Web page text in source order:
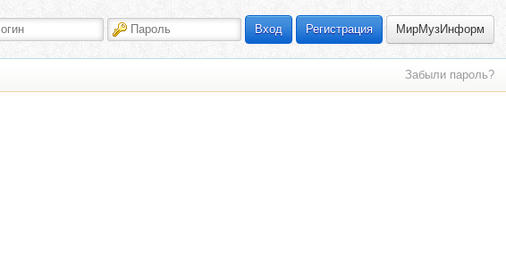
Вход Регистрация МирМузИнформ
Забыли пароль?